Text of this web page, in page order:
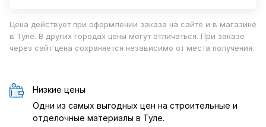
Цена действует при оформлении заказа на сайте и в магазине
в Туле. В других городах цены могут отличаться. При заказе
через сайт цена сохраняется независимо от места получения.
Низкие цены
Одни из самых выгодных цен на строительные и
отделочные материалы в Туле.